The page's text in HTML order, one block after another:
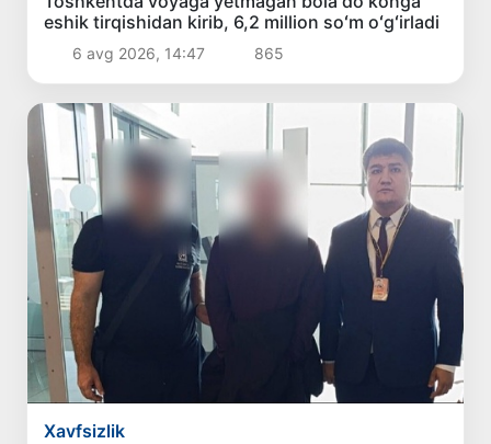
eshik tirqishidan kirib, 6,2 million soʻm oʻgʻirladi
6 avg 2026, 14:47 865
Xavfsizlik